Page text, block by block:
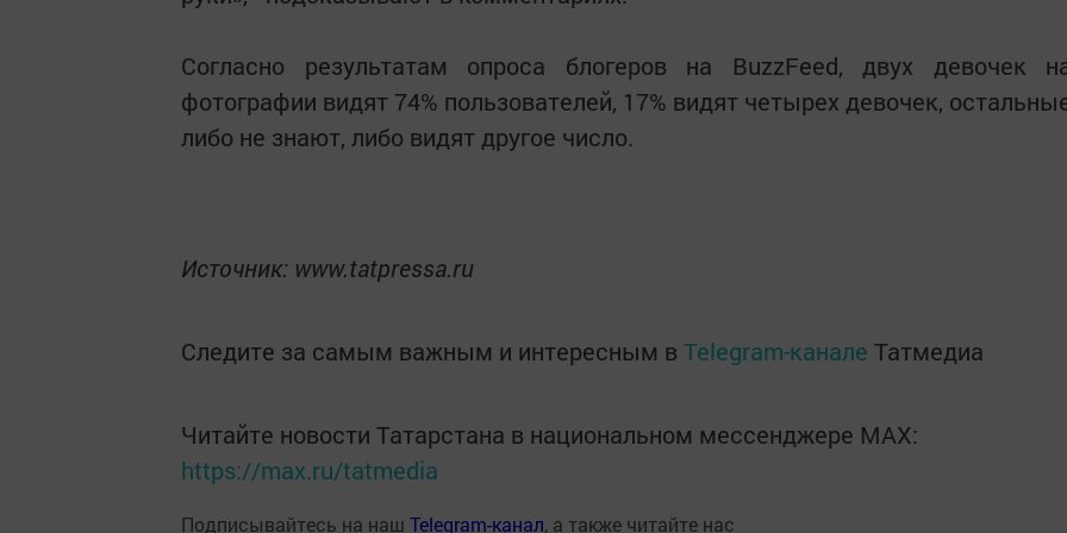
Согласно результатам опроса блогеров на BuzzFeed, двух девочек
фотографии видят 74% пользователей, 17% видят четырех девочек,
либо не знают, либо видят другое число.
Источник: www.tatpressa.ru
Следите за самым важным и интересным в Telegram-канале Татмедиа
Читайте новости Татарстана в национальном мессенджере MАХ:
https://max.ru/tatmedia
Подписывайтесь на наш Telegram-канал, а также читайте нас